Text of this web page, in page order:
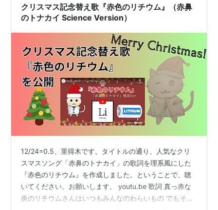
クリスマス記念替え歌『赤色のリチウム』（赤鼻
のトナカイ Science Version）
12/24=0.5、里得木です。タイトルの通り、人気なクリ
スマスソング「赤鼻のトナカイ」の歌詞を理系風にした
『赤色のリチウム』を作成しました。ということで、聴
いてください。お願いします。 youtu.be 歌詞 真っ赤な
炎のリチウムさんはいつもみんなのわらいもの でもその